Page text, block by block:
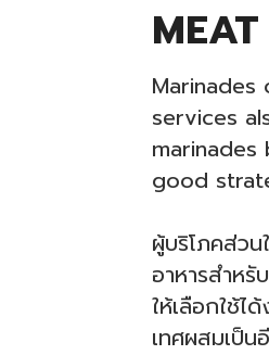
MEAT
services
good
ผู้บริโภคส่ว
อาหารสำห
ให้เลือกใช้ไ
เทศผสมเป็